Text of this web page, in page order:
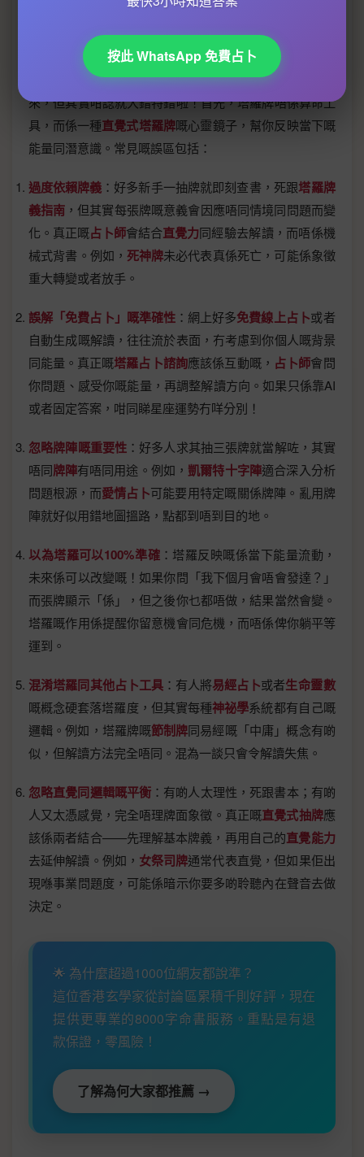
塔羅占卜常見誤區
塔羅占卜常見誤區
好多人都覺得塔羅牌好神秘，以為抽幾張牌就可以預知未
來，但其實咁諗就大錯特錯啦！首先，塔羅牌唔係算命工
具，而係一種直覺式塔羅牌嘅心靈鏡子，幫你反映當下嘅
能量同潛意識。常見嘅誤區包括：
過度依賴牌義 ：好多新手一抽牌就即刻查書，死跟塔羅牌
義指南 ，但其實每張牌嘅意義會因應唔同情境同問題而變
化。真正嘅占卜師會結合直覺力同經驗去解讀，而唔係機
械式背書。例如， 死神牌未必代表真係死亡，可能係象徵
重大轉變或者放手。
誤解「免費占卜」嘅準確性 ：網上好多免費線上占卜或者
自動生成嘅解讀，往往流於表面，冇考慮到你個人嘅背景
同能量。真正嘅塔羅占卜諮詢應該係互動嘅， 占卜師會問
你問題、感受你嘅能量，再調整解讀方向。如果只係靠AI
或者固定答案，咁同睇星座運勢冇咩分別！
忽略牌陣嘅重要性 ：好多人求其抽三張牌就當解咗，其實
唔同牌陣有唔同用途。例如， 凱爾特十字陣適合深入分析
問題根源，而愛情占卜可能要用特定嘅關係牌陣。亂用牌
陣就好似用錯地圖搵路，點都到唔到目的地。
以為塔羅可以100%準確 ：塔羅反映嘅係當下能量流動，
未來係可以改變嘅！如果你問「我下個月會唔會發達？」
而張牌顯示「係」，但之後你乜都唔做，結果當然會變。
塔羅嘅作用係提醒你留意機會同危機，而唔係俾你躺平等
運到。
混淆塔羅同其他占卜工具 ：有人將易經占卜或者生命靈數
嘅概念硬套落塔羅度，但其實每種神祕學系統都有自己嘅
邏輯。例如，塔羅牌嘅節制牌同易經嘅「中庸」概念有啲
似，但解讀方法完全唔同。混為一談只會令解讀失焦。
忽略直覺同邏輯嘅平衡 ：有啲人太理性，死跟書本；有啲
人又太憑感覺，完全唔理牌面象徵。真正嘅直覺式抽牌應
該係兩者結合——先理解基本牌義，再用自己的直覺能力
去延伸解讀。例如， 女祭司牌通常代表直覺，但如果佢出
現喺事業問題度，可能係暗示你要多啲聆聽內在聲音去做
決定。
🌟 為什麼超過1000位網友都說準？
這位香港玄學家從討論區累積千則好評，現在
提供更專業的8000字命書服務。重點是有退
款保證，零風險！
了解為何大家都推薦 →
按此 WhatsApp 免費占卜